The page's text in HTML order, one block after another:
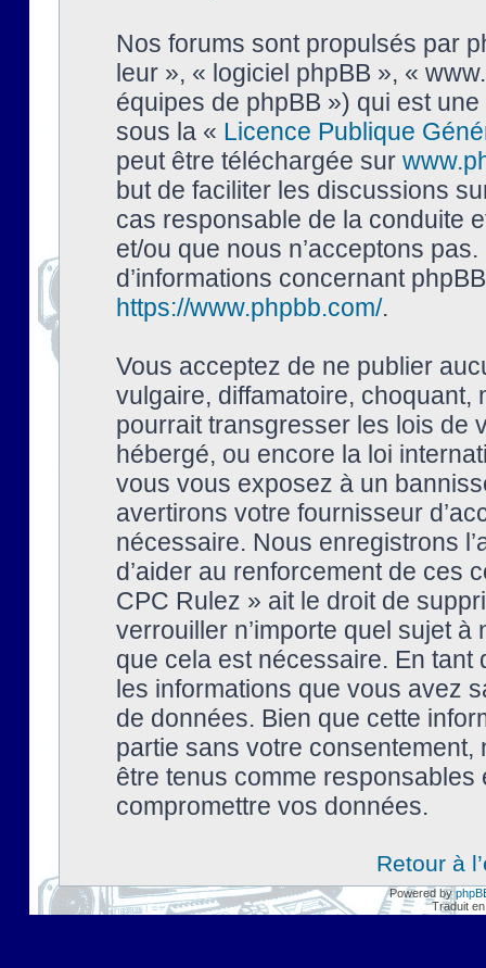
Nos forums sont propulsés par
leur », « logiciel phpBB », «
équipes de phpBB ») qui est
sous la « Licence Publique
peut être téléchargée sur
but de faciliter les discussions
cas responsable de la conduite
et/ou que nous n’acceptons
d’informations concernant
https://www.phpbb.com/.
Vous acceptez de ne publier
vulgaire, diffamatoire, choquant,
pourrait transgresser les lois de
hébergé, ou encore la loi
vous vous exposez à un
avertirons votre fournisseur
nécessaire. Nous enregistrons
d’aider au renforcement de ces
CPC Rulez » ait le droit de
verrouiller n’importe quel sujet à
que cela est nécessaire. En tant
les informations que vous avez
de données. Bien que cette
partie sans votre
être tenus comme
compromettre vos données.
Retour à
Powered by
Traduit